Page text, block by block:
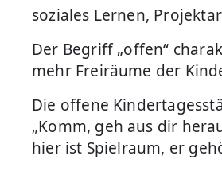
soziales Lernen,
Der Begriff „offen“
mehr Freiräume der
Die offene
„Komm, geh aus dir
hier ist Spielraum, er